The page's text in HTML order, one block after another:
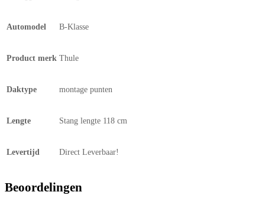
Automodel B-Klasse
Product merk Thule
Daktype montage punten
Lengte Stang lengte 118 cm
Levertijd Direct Leverbaar!
Beoordelingen